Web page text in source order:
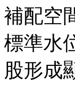
補配空
標準水
股形成